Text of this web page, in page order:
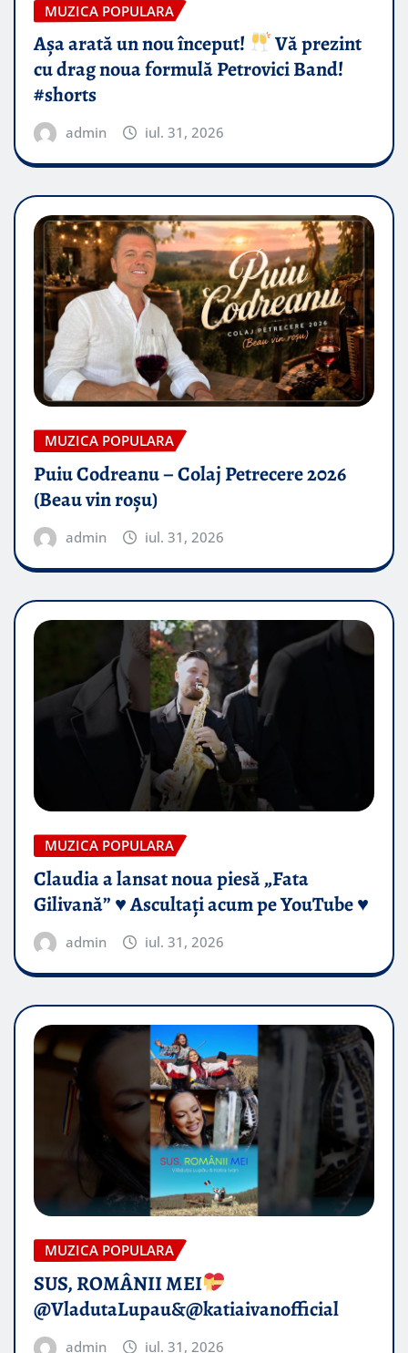
MUZICA POPULARA
Așa arată un nou început!
Vă prezint
cu drag noua formulă Petrovici Band!
#shorts
admin iul. 31, 2026
MUZICA POPULARA
Puiu Codreanu – Colaj Petrecere 2026
(Beau vin roșu)
admin iul. 31, 2026
MUZICA POPULARA
Claudia a lansat noua piesă „Fata
Gilivană” ♥️ Ascultați acum pe YouTube ♥️
admin iul. 31, 2026
MUZICA POPULARA
SUS, ROMÂNII MEI
@VladutaLupau&@katiaivanofficial
admin iul. 31, 2026